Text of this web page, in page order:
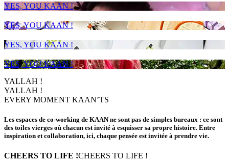
YES, YOU KAAN !
YES, YOU KAAN !
YES, YOU KAAN !
YES, YOU KAAN !
YALLAH !
YALLAH !
EVERY MOMENT KAAN’TS
Les espaces de co-working de KAAN ne sont pas de simples bureaux : ce sont
des toiles vierges où chacun est invité à esquisser sa propre histoire. Entre
inspiration et collaboration, ici, chaque pensée est invitée à prendre vie.
CHEERS TO LIFE !CHEERS TO LIFE !